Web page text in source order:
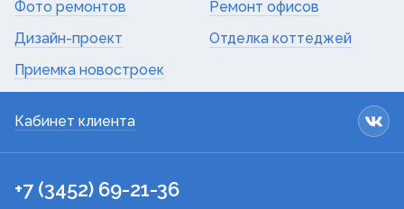
Фото ремонтов
Дизайн-проект
Приемка новостроек
Ремонт офисов
Отделка коттеджей
Кабинет клиента
+7 (3452) 69-21-36